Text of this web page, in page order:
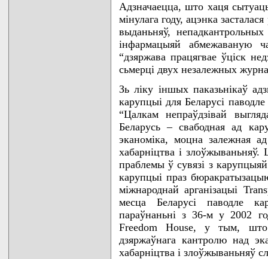
Адзначаецца, што хаця
мінулага году, ацэнка
выданьняў,
інфармацыяй абмежаваную
“дзяржава працягвае ўціск
сьмерці двух незалежных
Зь ліку іншых паказьнікаў
карупцыі для Беларусі
“Цалкам непраўдзівай
Беларусь – свабодная ад
эканоміка, моцна залежная
хабарніцтва і
праблемы ў сувязі з карупцыяй
карупцыі праз
міжнароднай арганізацыі
месца Беларусі паводле
параўнаньні з 36-м у 2002
Freedom House, у тым, што
дзяржаўнага кантролю над
хабарніцтва і злоўжываньняў